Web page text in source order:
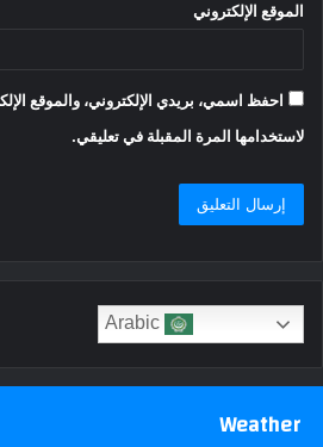
الموقع الإلكتروني
احفظ اسمي، بريدي الإلكتروني، والموقع
لاستخدامها المرة المقبلة في تعليقي.
Weather